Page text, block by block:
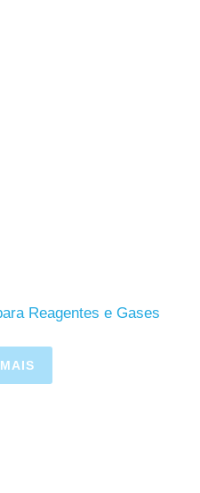
Reagentes e Gases